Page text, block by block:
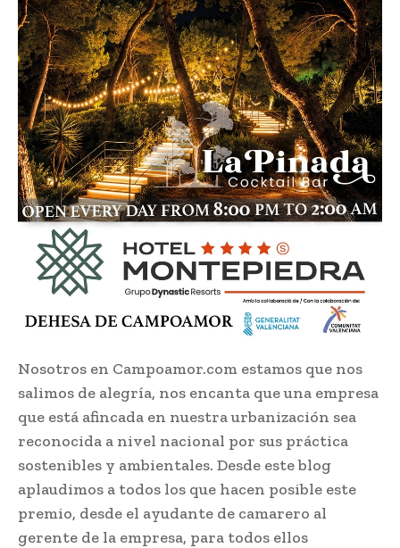
Nosotros en Campoamor.com estamos que nos
salimos de alegría, nos encanta que una empresa
que está afincada en nuestra urbanización sea
reconocida a nivel nacional por sus práctica
sostenibles y ambientales. Desde este blog
aplaudimos a todos los que hacen posible este
premio, desde el ayudante de camarero al
gerente de la empresa, para todos ellos